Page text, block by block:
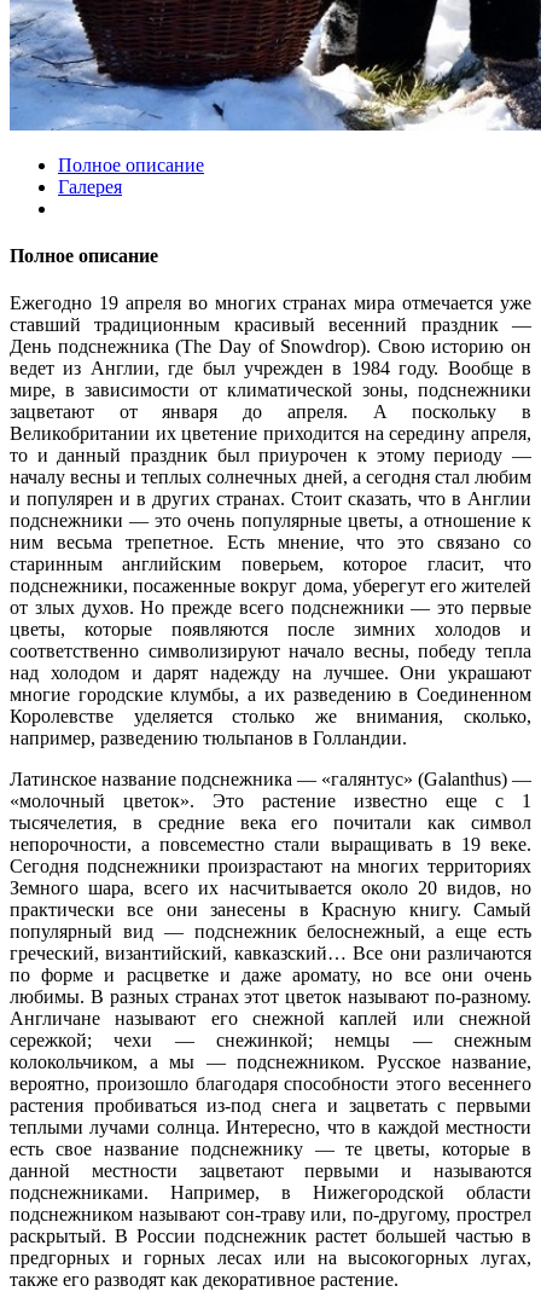
Полное описание
Галерея
Полное описание
Ежегодно 19 апреля во многих странах мира отмечается уже
ставший традиционным красивый весенний праздник —
День подснежника (The Day of Snowdrop). Свою историю он
ведет из Англии, где был учрежден в 1984 году. Вообще в
мире, в зависимости от климатической зоны, подснежники
зацветают от января до апреля. А поскольку в
Великобритании их цветение приходится на середину апреля,
то и данный праздник был приурочен к этому периоду —
началу весны и теплых солнечных дней, а сегодня стал любим
и популярен и в других странах. Стоит сказать, что в Англии
подснежники — это очень популярные цветы, а отношение к
ним весьма трепетное. Есть мнение, что это связано со
старинным английским поверьем, которое гласит, что
подснежники, посаженные вокруг дома, уберегут его жителей
от злых духов. Но прежде всего подснежники — это первые
цветы, которые появляются после зимних холодов и
соответственно символизируют начало весны, победу тепла
над холодом и дарят надежду на лучшее. Они украшают
многие городские клумбы, а их разведению в Соединенном
Королевстве уделяется столько же внимания, сколько,
например, разведению тюльпанов в Голландии.
Латинское название подснежника — «галянтус» (Galanthus) —
«молочный цветок». Это растение известно еще с 1
тысячелетия, в средние века его почитали как символ
непорочности, а повсеместно стали выращивать в 19 веке.
Сегодня подснежники произрастают на многих территориях
Земного шара, всего их насчитывается около 20 видов, но
практически все они занесены в Красную книгу. Самый
популярный вид — подснежник белоснежный, а еще есть
греческий, византийский, кавказский… Все они различаются
по форме и расцветке и даже аромату, но все они очень
любимы. В разных странах этот цветок называют по-разному.
Англичане называют его снежной каплей или снежной
сережкой; чехи — снежинкой; немцы — снежным
колокольчиком, а мы — подснежником. Русское название,
вероятно, произошло благодаря способности этого весеннего
растения пробиваться из-под снега и зацветать с первыми
теплыми лучами солнца. Интересно, что в каждой местности
есть свое название подснежнику — те цветы, которые в
данной местности зацветают первыми и называются
подснежниками. Например, в Нижегородской области
подснежником называют сон-траву или, по-другому, прострел
раскрытый. В России подснежник растет большей частью в
предгорных и горных лесах или на высокогорных лугах,
также его разводят как декоративное растение.